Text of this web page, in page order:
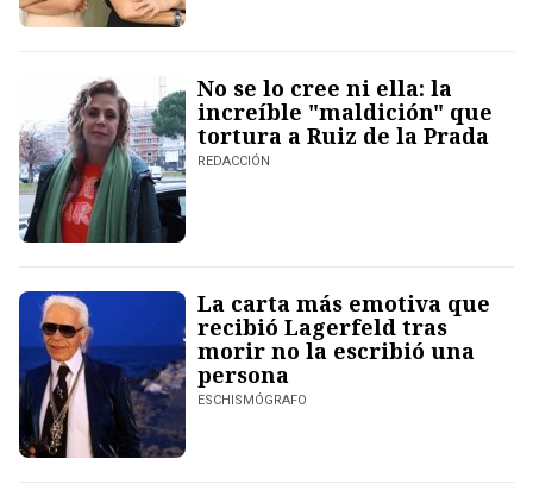
No se lo cree ni ella: la
increíble "maldición" que
tortura a Ruiz de la Prada
REDACCIÓN
La carta más emotiva que
recibió Lagerfeld tras
morir no la escribió una
persona
ESCHISMÓGRAFO